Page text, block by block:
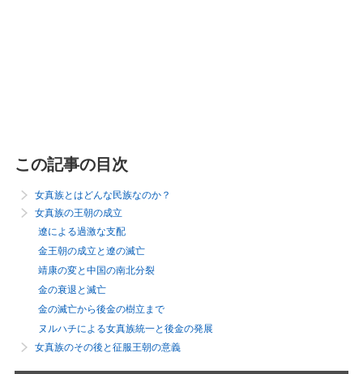
この記事の目次
女真族とはどんな民族なのか？
女真族の王朝の成立
遼による過激な支配
金王朝の成立と遼の滅亡
靖康の変と中国の南北分裂
金の衰退と滅亡
金の滅亡から後金の樹立まで
ヌルハチによる女真族統一と後金の発展
女真族のその後と征服王朝の意義